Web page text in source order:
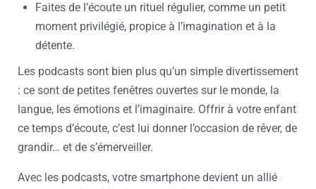
Faites de l’écoute un rituel régulier, comme un petit
moment privilégié, propice à l’imagination et à la
détente.
Les podcasts sont bien plus qu’un simple divertissement
: ce sont de petites fenêtres ouvertes sur le monde, la
langue, les émotions et l’imaginaire. Offrir à votre enfant
ce temps d’écoute, c’est lui donner l’occasion de rêver, de
grandir… et de s’émerveiller.
Avec les podcasts, votre smartphone devient un allié